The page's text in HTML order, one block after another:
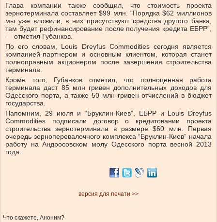
Глава компании также сообщил, что стоимость проекта
зернотерминала составляет $99 млн. “Порядка $62 миллионов
мы уже вложили, в них присутствуют средства другого банка,
там будет рефинансирование после получения кредита ЕБРР”,
— отметил Губанков.
По его словам, Louis Dreyfus Commodities сегодня является
компанией-партнером и основным клиентом, которая станет
полноправным акционером после завершения строительства
терминала.
Кроме того, Губанков отметил, что полноценная работа
терминала даст 85 млн гривен дополнительных доходов для
Одесского порта, а также 50 млн гривен отчислений в бюджет
государства.
Напомним, 29 июля и “Бруклин-Киев”, ЕБРР и Louis Dreyfus
Commodities подписали договор о кредитовании проекта
строительства зернотерминала в размере $60 млн. Первая
очередь зерноперевалочного комплекса “Бруклин-Киев” начала
работу на Андросовском молу Одесского порта весной 2013
года.
версия для печати >>
Что скажете, Аноним?